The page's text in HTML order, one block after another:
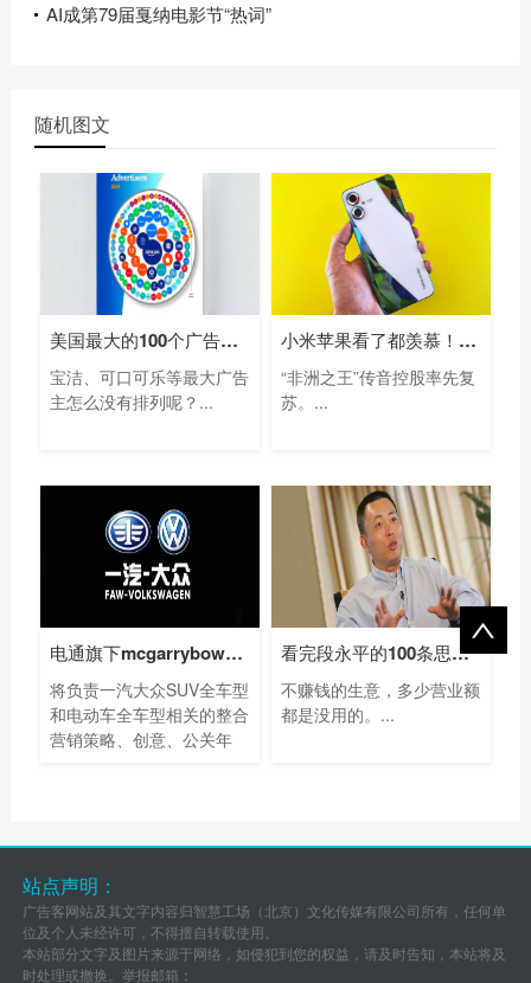
AI成第79届戛纳电影节“热词”
随机图文
美国最大的100个广告主名单：亚马逊等电
宝洁、可口可乐等最大广告
主怎么没有排列呢？...
小米苹果看了都羡慕！“非洲手机之王”
“非洲之王”传音控股率先复
苏。...
电通旗下mcgarrybowen赢得一汽大众SUV及电动
将负责一汽大众SUV全车型
和电动车全车型相关的整合
营销策略、创意、公关年
看完段永平的100条思考，我终于悟出他为
不赚钱的生意，多少营业额
都是没用的。...
站点声明：
广告客网站及其文字内容归智慧工场（北京）文化传媒有限公司所有，任何单
位及个人未经许可，不得擅自转载使用。
本站部分文字及图片来源于网络，如侵犯到您的权益，请及时告知，本站将及
时处理或撤换。举报邮箱：